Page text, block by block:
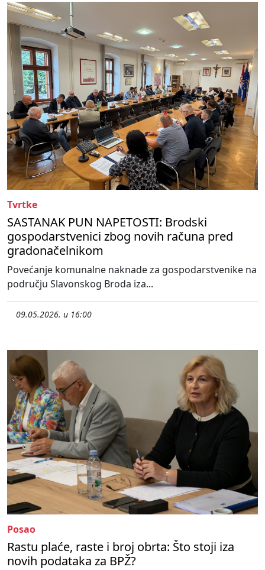
Tvrtke
SASTANAK PUN NAPETOSTI: Brodski
gospodarstvenici zbog novih računa pred
gradonačelnikom
Povećanje komunalne naknade za gospodarstvenike na
području Slavonskog Broda iza...
09.05.2026. u 16:00
Posao
Rastu plaće, raste i broj obrta: Što stoji iza
novih podataka za BPŽ?